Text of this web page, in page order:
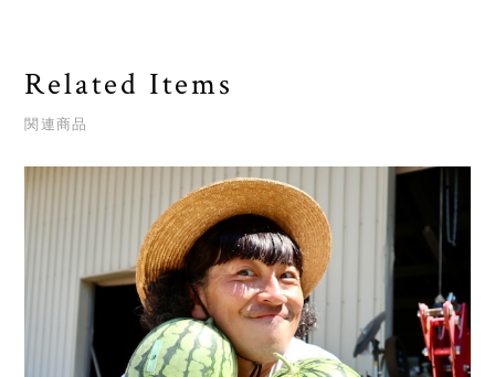
Related Items
関連商品